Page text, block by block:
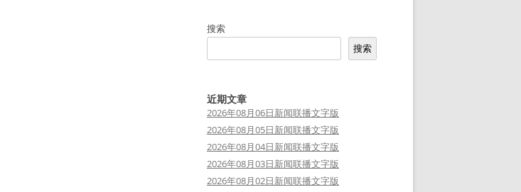
搜索
搜索
近期文章
2026年08月06日新闻联播文字版
2026年08月05日新闻联播文字版
2026年08月04日新闻联播文字版
2026年08月03日新闻联播文字版
2026年08月02日新闻联播文字版